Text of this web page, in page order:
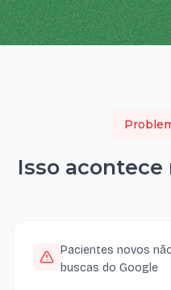
Isso acontece
Pacientes novos
buscas do Google